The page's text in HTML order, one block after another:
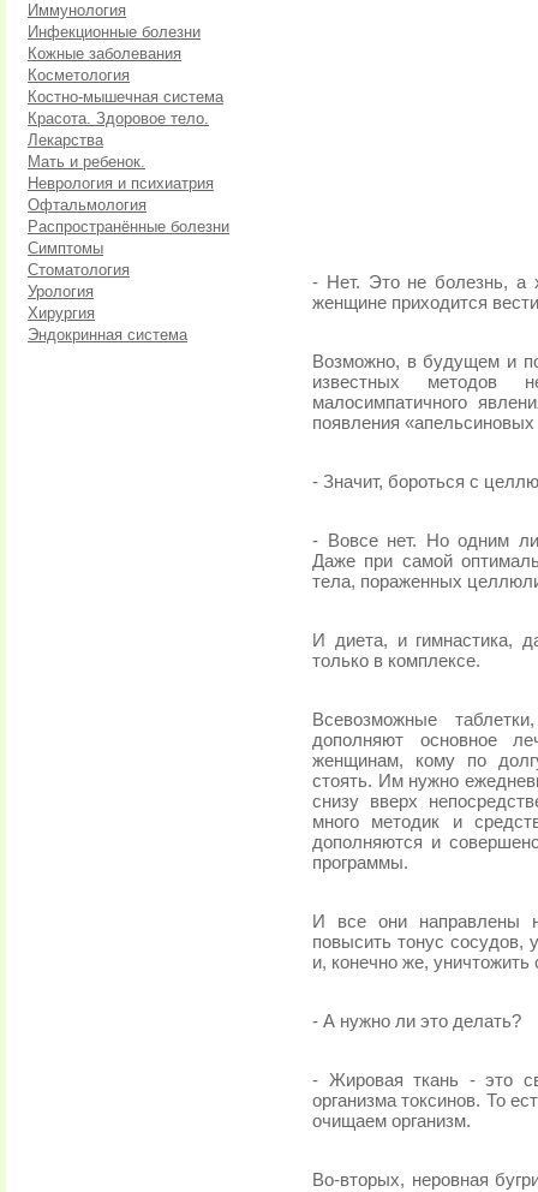
Иммунология
Инфекционные болезни
Кожные заболевания
Косметология
Костно-мышечная система
Красота. Здоровое тело.
Лекарства
Мать и ребенок.
Неврология и психиатрия
Офтальмология
Распространённые болезни
Симптомы
Стоматология
Урология
Хирургия
Эндокринная система
- Нет. Это не болезнь, а
женщине приходится
Возможно, в будущем и
известных методов
малосимпатичного
появления
- Значит, бороться с
- Вовсе нет. Но одним
Даже при самой
тела, пораженных
И диета, и гимнастика,
только в комплексе.
Всевозможные
дополняют основное
женщинам, кому по
стоять. Им нужно
снизу вверх
много методик и
дополняются и
программы.
И все они направлены
повысить тонус
и, конечно же,
- А нужно ли это делать?
- Жировая ткань - это
организма токсинов. То
очищаем организм.
Во-вторых, неровная